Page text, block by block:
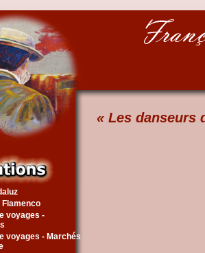
Flamenco
voyages -
voyages - Marchés
« Les danseurs